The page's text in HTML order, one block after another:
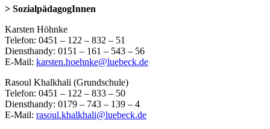
> SozialpädagogInnen
Karsten Höhnke
Telefon: 0451 – 122 – 832 – 51
Diensthandy: 0151 – 161 – 543 – 56
E-Mail: karsten.hoehnke@luebeck.de
Rasoul Khalkhali (Grundschule)
Telefon: 0451 – 122 – 833 – 50
Diensthandy: 0179 – 743 – 139 – 4
E-Mail: rasoul.khalkhali@luebeck.de